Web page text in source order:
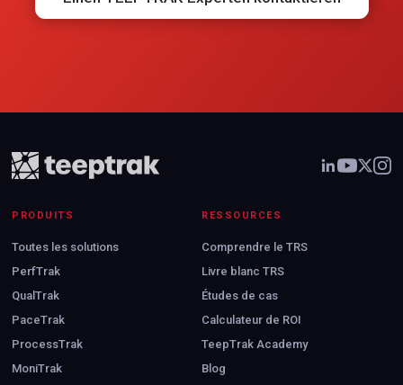
PRODUITS
Toutes les solutions
PerfTrak
QualTrak
PaceTrak
ProcessTrak
MoniTrak
RESSOURCES
Comprendre le TRS
Livre blanc TRS
Études de cas
Calculateur de ROI
TeepTrak Academy
Blog